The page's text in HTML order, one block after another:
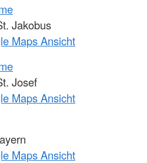
Jakobus
Maps Ansicht
Josef
Maps Ansicht
Maps Ansicht